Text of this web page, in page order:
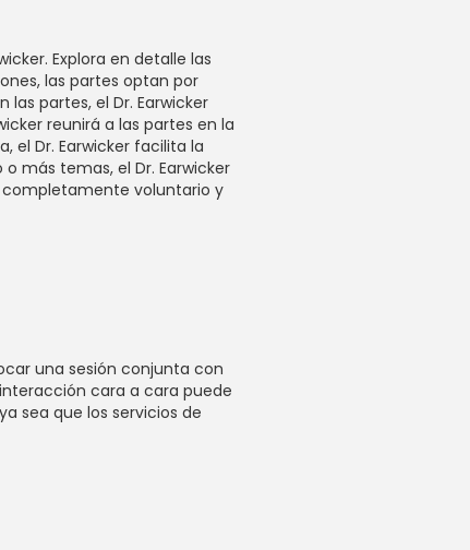
Explora en detalle las
las partes optan por
partes, el Dr. Earwicker
reunirá a las partes en la
el Dr. Earwicker facilita la
más temas, el Dr. Earwicker
completamente voluntario y
una sesión conjunta con
cara a cara puede
sea que los servicios de